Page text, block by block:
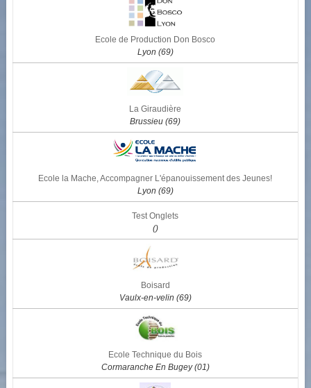
Ecole de Production Don Bosco
Lyon (69)
La Giraudière
Brussieu (69)
Ecole la Mache, Accompagner L'épanouissement des Jeunes!
Lyon (69)
Test Onglets
()
Boisard
Vaulx-en-velin (69)
Ecole Technique du Bois
Cormaranche En Bugey (01)